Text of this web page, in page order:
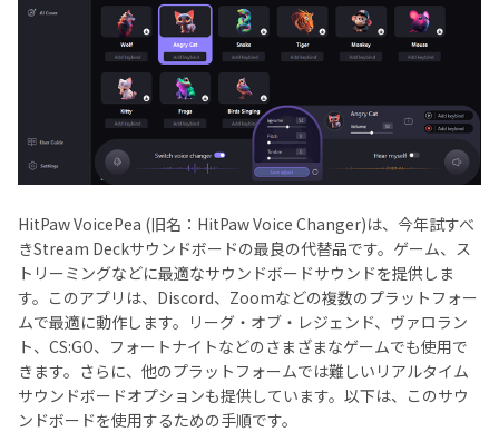
HitPaw VoicePea (旧名：HitPaw Voice Changer)は、今年試すべ
きStream Deckサウンドボードの最良の代替品です。ゲーム、ス
トリーミングなどに最適なサウンドボードサウンドを提供しま
す。このアプリは、Discord、Zoomなどの複数のプラットフォー
ムで最適に動作します。リーグ・オブ・レジェンド、ヴァロラン
ト、CS:GO、フォートナイトなどのさまざまなゲームでも使用で
きます。さらに、他のプラットフォームでは難しいリアルタイム
サウンドボードオプションも提供しています。以下は、このサウ
ンドボードを使用するための手順です。